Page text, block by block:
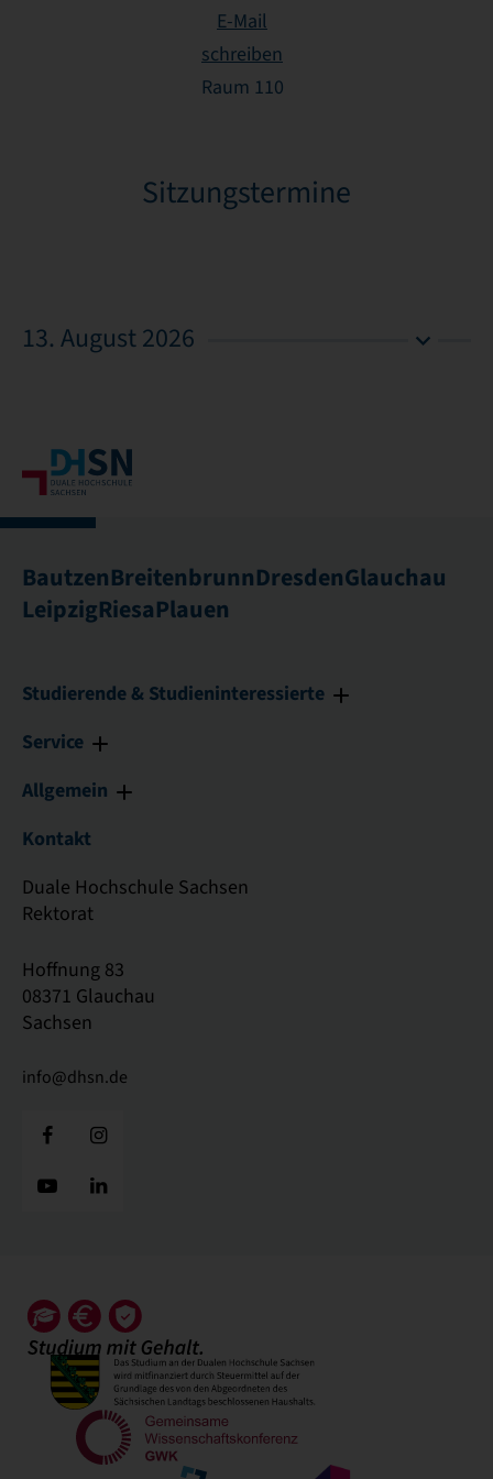
E-Mail
schreiben
Raum 110
Sitzungstermine
13. August 2026
BautzenBreitenbrunnDresdenGlauchau
LeipzigRiesaPlauen
Studierende & Studieninteressierte
Service
Allgemein
Kontakt
Duale Hochschule Sachsen
Rektorat
Hoffnung 83
08371 Glauchau
Sachsen
info@dhsn.de